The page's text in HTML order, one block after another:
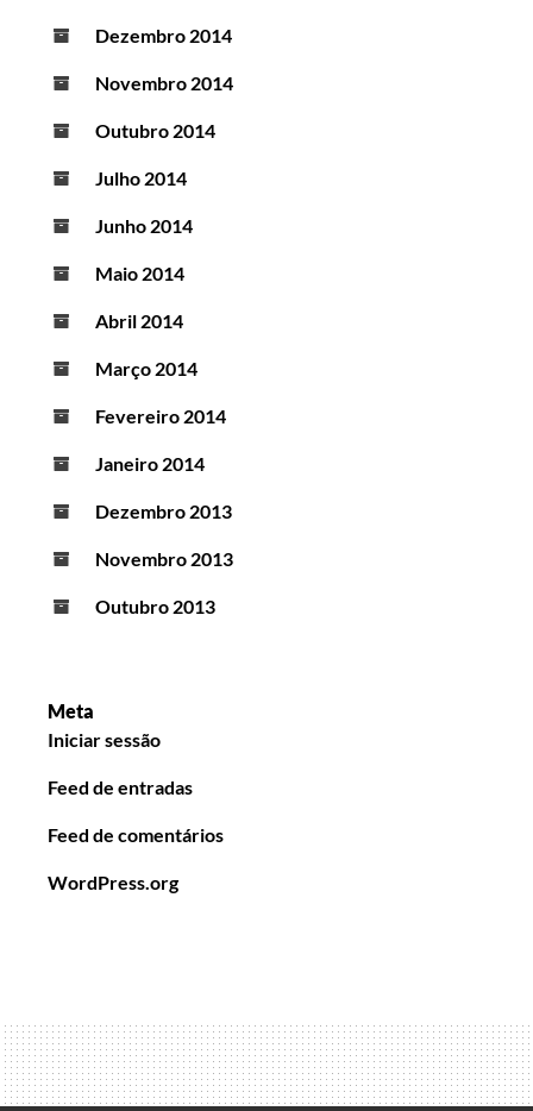
Dezembro 2014
Novembro 2014
Outubro 2014
Julho 2014
Junho 2014
Maio 2014
Abril 2014
Março 2014
Fevereiro 2014
Janeiro 2014
Dezembro 2013
Novembro 2013
Outubro 2013
Meta
Iniciar sessão
Feed de entradas
Feed de comentários
WordPress.org